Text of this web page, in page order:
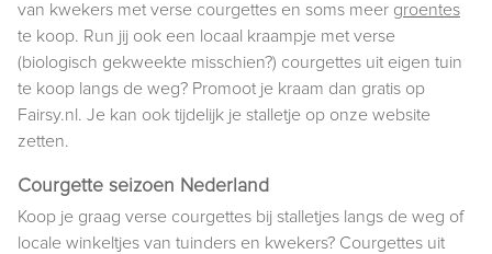
van kwekers met verse courgettes en soms meer groentes
te koop. Run jij ook een locaal kraampje met verse
(biologisch gekweekte misschien?) courgettes uit eigen tuin
te koop langs de weg? Promoot je kraam dan gratis op
Fairsy.nl. Je kan ook tijdelijk je stalletje op onze website
zetten.
Courgette seizoen Nederland
Koop je graag verse courgettes bij stalletjes langs de weg of
locale winkeltjes van tuinders en kwekers? Courgettes uit